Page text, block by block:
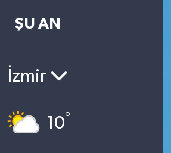
ŞU AN
İzmir
10°